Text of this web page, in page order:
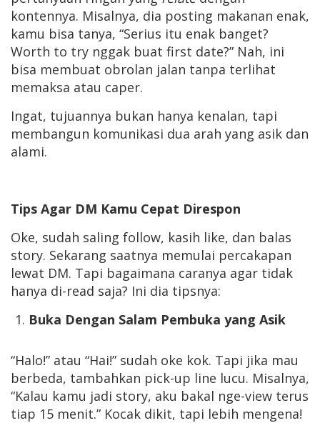
kontennya. Misalnya, dia posting makanan enak,
kamu bisa tanya, “Serius itu enak banget?
Worth to try nggak buat first date?” Nah, ini
bisa membuat obrolan jalan tanpa terlihat
memaksa atau caper.
Ingat, tujuannya bukan hanya kenalan, tapi
membangun komunikasi dua arah yang asik dan
alami.
Tips Agar DM Kamu Cepat Direspon
Oke, sudah saling follow, kasih like, dan balas
story. Sekarang saatnya memulai percakapan
lewat DM. Tapi bagaimana caranya agar tidak
hanya di-read saja? Ini dia tipsnya:
Buka Dengan Salam Pembuka yang Asik
“Halo!” atau “Hai!” sudah oke kok. Tapi jika mau
berbeda, tambahkan pick-up line lucu. Misalnya,
“Kalau kamu jadi story, aku bakal nge-view terus
tiap 15 menit.” Kocak dikit, tapi lebih mengena!